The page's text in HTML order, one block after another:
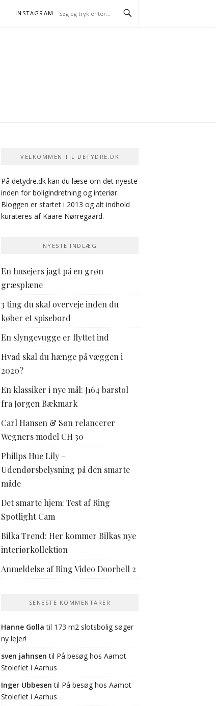
INSTAGRAM FACEBOOK
VELKOMMEN TIL DETYDRE.DK
På detydre.dk kan du læse om det nyeste
inden for boligindretning og interiør.
Bloggen er startet i 2013 og alt indhold
kurateres af Kaare Nørregaard.
NYESTE INDLÆG
En husejers jagt på en grøn
græsplæne
3 ting du skal overveje inden du
køber et spisebord
En slyngevugge er flyttet ind
Hvad skal du hænge på væggen i
2020?
En klassiker i nye mål: J164 barstol
fra Jørgen Bækmark
Carl Hansen & Søn relancerer
Wegners model CH 30
Philips Hue Lily –
Udendørsbelysning på den smarte
måde
Det smarte hjem: Test af Ring
Spotlight Cam
Bilka Trend: Her kommer Bilkas nye
interiørkollektion
Anmeldelse af Ring Video Doorbell 2
SENESTE KOMMENTARER
Hanne Golla til 173 m2 slotsbolig søger
ny lejer!
sven jahnsen til På besøg hos Aamot
Stoleflet i Aarhus
Inger Ubbesen til På besøg hos Aamot
Stoleflet i Aarhus